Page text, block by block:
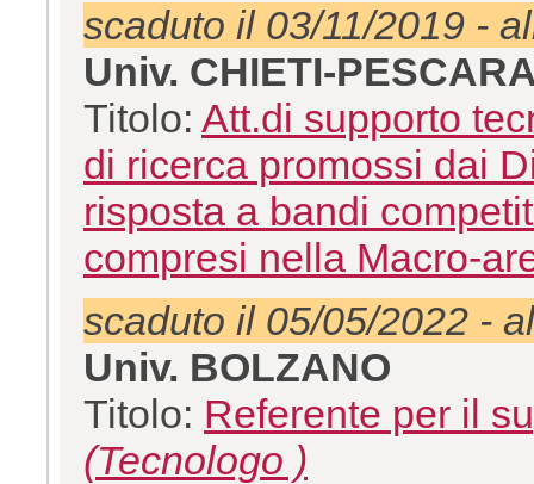
scaduto il 03/11/2019 -
Univ. CHIETI-
Titolo: Att.di supporto
di ricerca promossi dai
risposta a bandi
compresi nella Macro-
scaduto il 05/05/2022 -
Univ. BOLZANO
Titolo: Referente per il
(Tecnologo )